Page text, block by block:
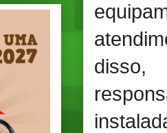
disso,